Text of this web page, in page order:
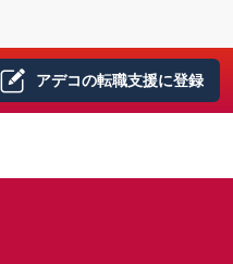
アデコの転職支援に登録